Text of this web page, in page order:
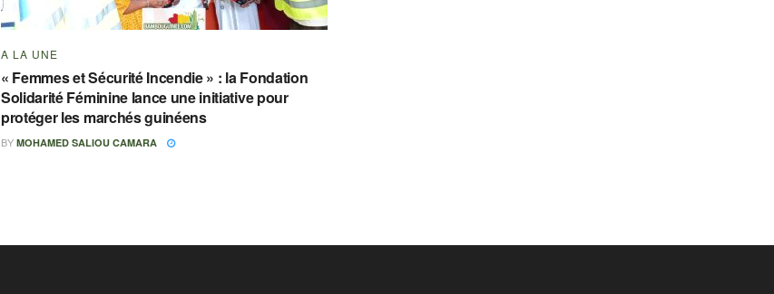
A LA UNE
« Femmes et Sécurité Incendie » : la Fondation
Solidarité Féminine lance une initiative pour
protéger les marchés guinéens
BY MOHAMED SALIOU CAMARA